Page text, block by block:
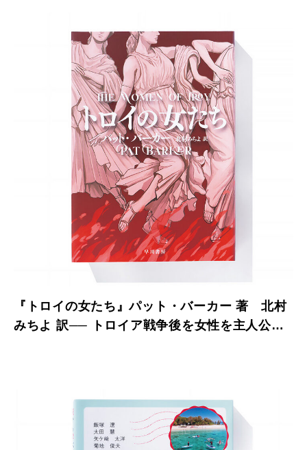
『トロイの女たち』パット・バーカー 著 北村
みちよ 訳── トロイア戦争後を女性を主人公に